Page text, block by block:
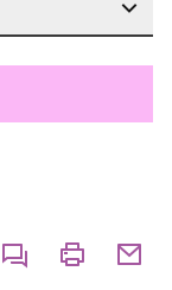
CommenterImprimer